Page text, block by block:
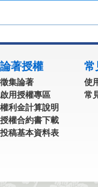
論著授權
徵集論著
啟用授權專區
權利金計算說明
授權合約書下載
投稿基本資料表
常
使
常